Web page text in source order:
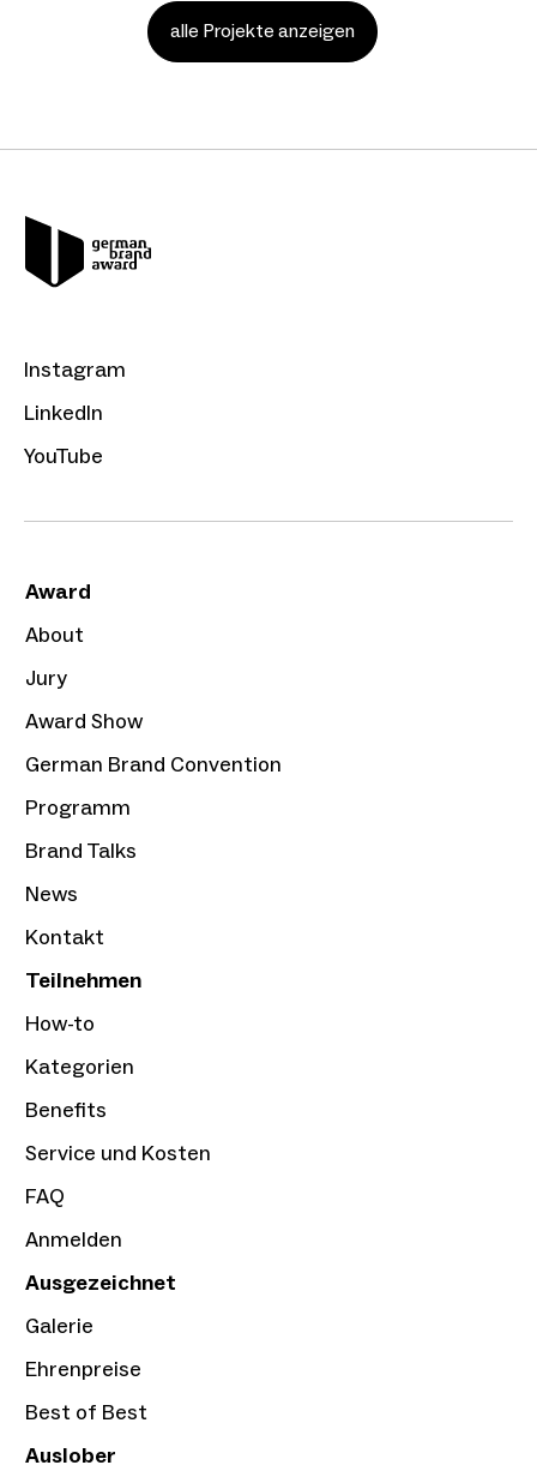
alle Projekte anzeigen
Instagram
LinkedIn
YouTube
Award
About
Jury
Award Show
German Brand Convention
Programm
Brand Talks
News
Kontakt
Teilnehmen
How-to
Kategorien
Benefits
Service und Kosten
FAQ
Anmelden
Ausgezeichnet
Galerie
Ehrenpreise
Best of Best
Auslober